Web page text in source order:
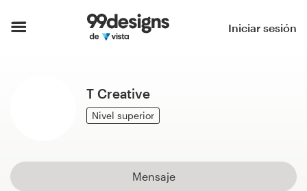
Iniciar sesión
T Creative
Nivel superior
Mensaje
Inspiración